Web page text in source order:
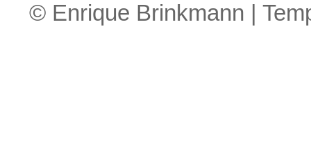
© Enrique Brinkmann |